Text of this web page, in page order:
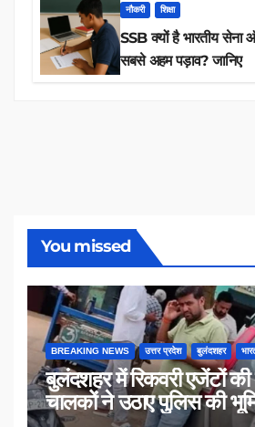
नौकरी शिक्षा
SSB क्यों है भारतीय
सबसे अहम पड़ाव? जानिए
You missed
BREAKING NEWS उत्तर प्रदेश बुलंदशहर
बुलंदशहर में रिकवरी एजेंटों की दबंगई, वाहन
चालकों ने उठाए पुलिस की